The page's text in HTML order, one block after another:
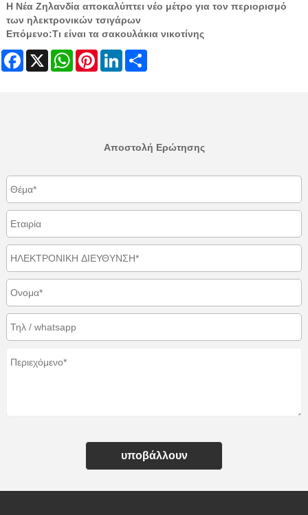
Η Νέα Ζηλανδία αποκαλύπτει νέο μέτρο για τον περιορισμό
των ηλεκτρονικών τσιγάρων
Επόμενο:Τι είναι τα σακουλάκια νικοτίνης
Facebook WhatsAppPinterestLinkedIn
Αποστολή Ερώτησης
υποβάλλουν